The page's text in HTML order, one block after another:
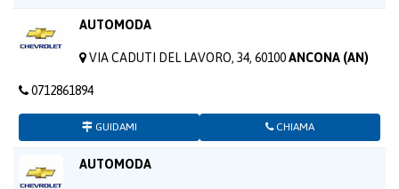
AUTOMODA
VIA CADUTI DEL LAVORO, 34, 60100ANCONA (AN)
0712861894
GUIDAMI CHIAMA
AUTOMODA